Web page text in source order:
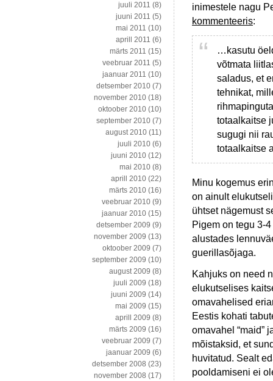
inimestele nagu
kommenteeris:
…kasutu
võtmata
saladus, et
tehnikat,
totaalkaitse
sugugi nii
totaalkaitse
Minu kogemus
on ainult
ühtset nägemust
Pigem on tegu 3-
alustades
guerillasõjaga.
Kahjuks on need
elukutselises
omavahelised
Eestis kohati
omavahel “maid”
mõistaksid, et
huvitatud. Sealt
pooldamiseni ei
juuli 2011 (8)
juuni 2011 (5)
mai 2011 (10)
aprill 2011 (6)
märts 2011 (15)
veebruar 2011 (5)
jaanuar 2011 (10)
detsember 2010 (7)
november 2010 (18)
oktoober 2010 (10)
september 2010 (7)
august 2010 (11)
juuli 2010 (6)
juuni 2010 (12)
mai 2010 (8)
aprill 2010 (22)
märts 2010 (16)
veebruar 2010 (9)
jaanuar 2010 (15)
detsember 2009 (9)
november 2009 (13)
oktoober 2009 (7)
september 2009 (10)
august 2009 (8)
juuli 2009 (18)
juuni 2009 (14)
mai 2009 (15)
aprill 2009 (8)
märts 2009 (16)
veebruar 2009 (7)
jaanuar 2009 (6)
detsember 2008 (23)
november 2008 (17)